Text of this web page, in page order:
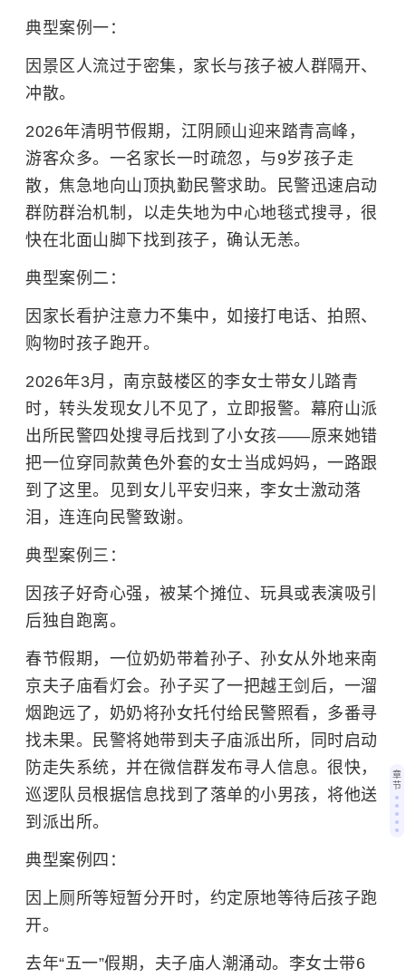
典型案例一：
因景区人流过于密集，家长与孩子被人群隔开、
冲散。
2026年清明节假期，江阴顾山迎来踏青高峰，
游客众多。一名家长一时疏忽，与9岁孩子走
散，焦急地向山顶执勤民警求助。民警迅速启动
群防群治机制，以走失地为中心地毯式搜寻，很
快在北面山脚下找到孩子，确认无恙。
典型案例二：
因家长看护注意力不集中，如接打电话、拍照、
购物时孩子跑开。
2026年3月，南京鼓楼区的李女士带女儿踏青
时，转头发现女儿不见了，立即报警。幕府山派
出所民警四处搜寻后找到了小女孩——原来她错
把一位穿同款黄色外套的女士当成妈妈，一路跟
到了这里。见到女儿平安归来，李女士激动落
泪，连连向民警致谢。
典型案例三：
因孩子好奇心强，被某个摊位、玩具或表演吸引
后独自跑离。
春节假期，一位奶奶带着孙子、孙女从外地来南
京夫子庙看灯会。孙子买了一把越王剑后，一溜
烟跑远了，奶奶将孙女托付给民警照看，多番寻
找未果。民警将她带到夫子庙派出所，同时启动
防走失系统，并在微信群发布寻人信息。很快，
巡逻队员根据信息找到了落单的小男孩，将他送
到派出所。
典型案例四：
因上厕所等短暂分开时，约定原地等待后孩子跑
开。
去年“五一”假期，夫子庙人潮涌动。李女士带6
章
节